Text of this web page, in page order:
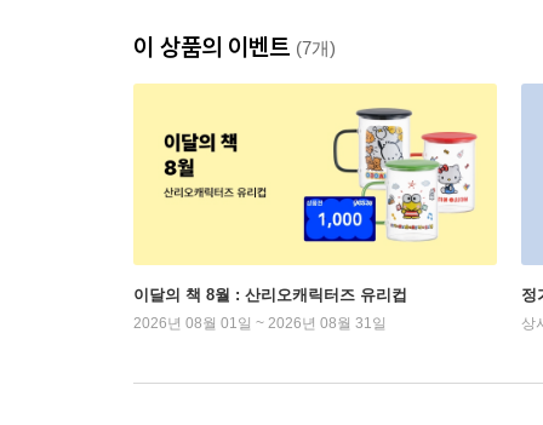
이 상품의 이벤트 (7개)
이달의 책 8월 : 산리오캐릭터즈 유리컵
2026년 08월 01일 ~ 2026년 08월 31일
정
상